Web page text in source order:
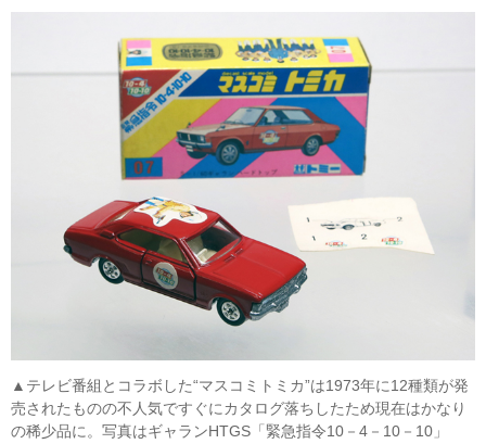
▲テレビ番組とコラボした“マスコミトミカ”は1973年に12種類が発
売されたものの不人気ですぐにカタログ落ちしたため現在はかなり
の稀少品に。写真はギャランHTGS「緊急指令10－4－10－10」